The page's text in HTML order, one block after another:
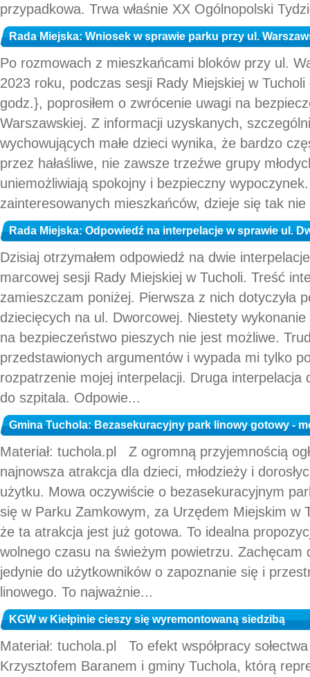
przypadkowa. Trwa właśnie XX Ogólnopolski
Rada Miejska: Wniosek w sprawie parku przy ul.
Po rozmowach z mieszkańcami bloków przy ul.
2023 roku, podczas sesji Rady Miejskiej w
godz.}, poprosiłem o zwrócenie uwagi na
Warszawskiej. Z informacji uzyskanych,
wychowujących małe dzieci wynika, że bardzo
przez hałaśliwe, nie zawsze trzeźwe grupy
uniemożliwiają spokojny i bezpieczny
zainteresowanych mieszkańców, dzieje się tak
Rada Miejska: Odpowiedź na interpelacje w sprawie ul.
Dzisiaj otrzymałem odpowiedź na dwie
marcowej sesji Rady Miejskiej w Tucholi. Treść
zamieszczam poniżej. Pierwsza z nich dotyczyła
dziecięcych na ul. Dworcowej. Niestety
na bezpieczeństwo pieszych nie jest możliwe.
przedstawionych argumentów i wypada mi tylko
rozpatrzenie mojej interpelacji. Druga interpelacja
do szpitala. Odpowie...
Gmina Tuchola: Bezasekuracyjny park linowy gotowy -
Materiał: tuchola.pl Z ogromną przyjemnością
najnowsza atrakcja dla dzieci, młodzieży i
użytku. Mowa oczywiście o bezasekuracyjnym
się w Parku Zamkowym, za Urzędem Miejskim w
że ta atrakcja jest już gotowa. To idealna
wolnego czasu na świeżym powietrzu. Zachęcam
jedynie do użytkowników o zapoznanie się i
linowego. To najważnie...
KGW w Kiełpinie cieszy się wyremontowaną siedzibą
Materiał: tuchola.pl To efekt współpracy
Krzysztofem Baranem i gminy Tuchola, którą